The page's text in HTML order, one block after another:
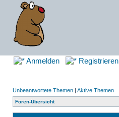
Anmelden Registrieren
Unbeantwortete Themen | Aktive Themen
Foren-Übersicht